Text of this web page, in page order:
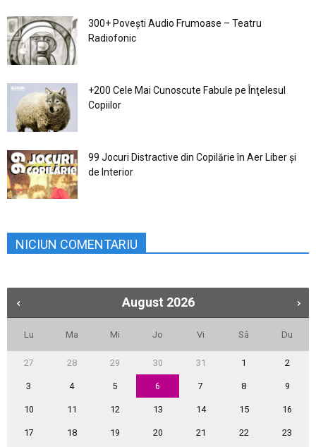
300+ Povești Audio Frumoase – Teatru
Radiofonic
+200 Cele Mai Cunoscute Fabule pe Înţelesul
Copiilor
99 Jocuri Distractive din Copilărie în Aer Liber şi
de Interior
NICIUN COMENTARIU
August 2026
Lu Ma Mi Jo Vi Sâ Du
27 28 29 30 31 1 2
3 4 5 6 7 8 9
10 11 12 13 14 15 16
17 18 19 20 21 22 23